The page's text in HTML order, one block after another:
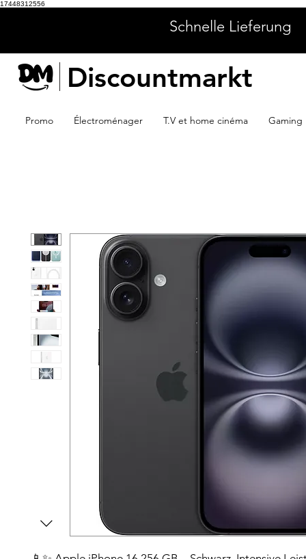
17448312556
Schnelle Lieferung
Discountmarkt
Promo Électroménager T.V et home cinéma Gaming